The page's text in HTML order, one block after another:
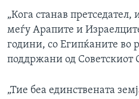
„Кога станав
меѓу Арапите и
години, со Египќаните во
поддржани од Советскиот
„Тие беа единствената